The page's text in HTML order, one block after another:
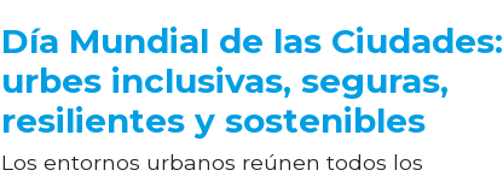
Día Mundial de las Ciudades:
urbes inclusivas, seguras,
resilientes y sostenibles
Los entornos urbanos reúnen todos los